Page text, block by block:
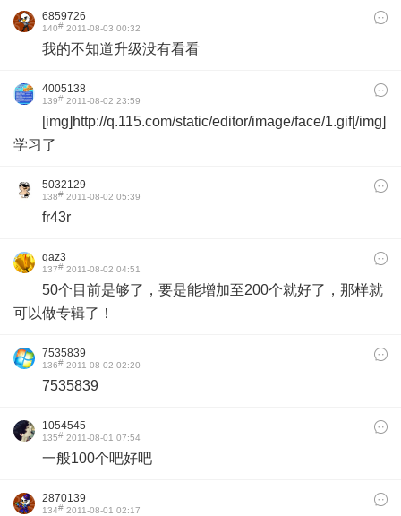
6859726
140# 2011-08-03 00:32
我的不知道升级没有看看
4005138
139# 2011-08-02 23:59
[img]http://q.115.com/static/editor/image/face/1.gif[/img]
学习了
5032129
138# 2011-08-02 05:39
fr43r
qaz3
137# 2011-08-02 04:51
50个目前是够了，要是能增加至200个就好了，那样就
可以做专辑了！
7535839
136# 2011-08-02 02:20
7535839
1054545
135# 2011-08-01 07:54
一般100个吧好吧
2870139
134# 2011-08-01 02:17